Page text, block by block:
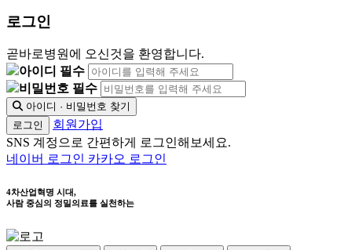
로그인
곧바로병원에 오신것을 환영합니다.
아이디 필수
비밀번호 필수
아이디 · 비밀번호 찾기
로그인
회원가입
SNS 계정으로 간편하게 로그인해보세요.
네이버 로그인 카카오 로그인
4차산업혁명 시대,
사람 중심의 정밀의료를 실천하는